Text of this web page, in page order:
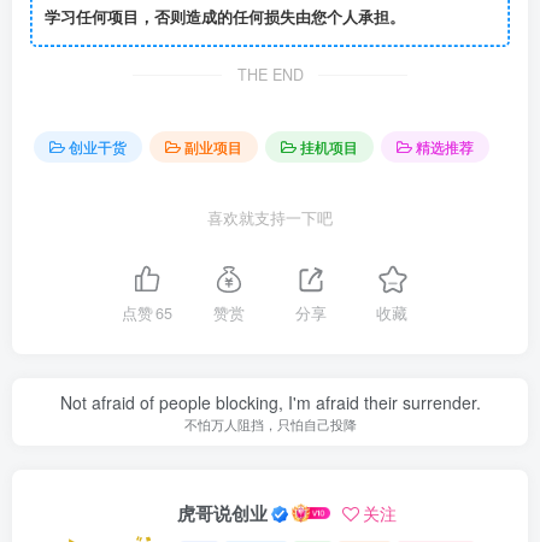
学习任何项目，否则造成的任何损失由您个人承担。
THE END
创业干货 副业项目 挂机项目 精选推荐
喜欢就支持一下吧
点赞65 赞赏 分享 收藏
Not afraid of people blocking, I'm afraid their surrender.
不怕万人阻挡，只怕自己投降
虎哥说创业 关注